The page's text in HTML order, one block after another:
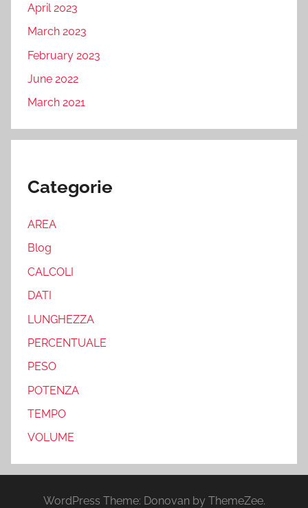
April 2023
March 2023
February 2023
June 2022
March 2021
Categorie
AREA
Blog
CALCOLI
DATI
LUNGHEZZA
PERCENTUALE
PESO
POTENZA
TEMPO
VOLUME
WordPress Theme: Donovan by ThemeZee.